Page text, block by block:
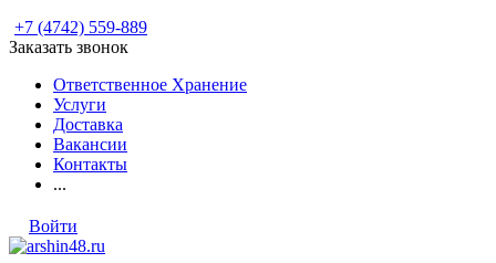
+7 (4742) 559-889
Заказать звонок
Ответственное Хранение
Услуги
Доставка
Вакансии
Контакты
...
Войти